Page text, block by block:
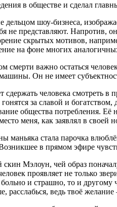
в обществе и сделал
шоу-бизнеса,
не представляют. Напротив,
скрытых мотивов,
на фоне многих
смерти важно остаться
Он не имеет
человека смотреть в
за славой и
общества потребления. Её
меня, как заявлял в
стала парочка
в прямом эфире
Мэлоун, чей образ
проявляет не только
и страшно, то и другому
расслабься, ведь твоё желание